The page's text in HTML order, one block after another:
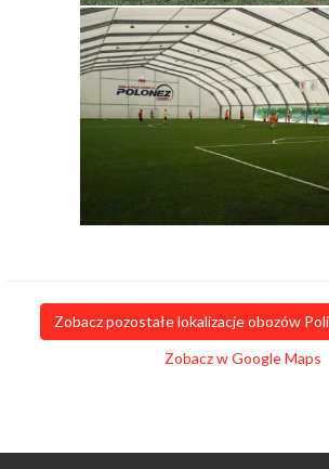
Zobacz pozostałe lokalizacje obozów
Zobacz w Google Maps